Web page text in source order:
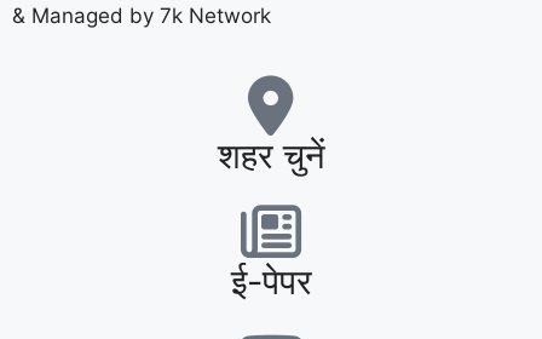
& Managed by 7k Network
शहर चुनें
ई-पेपर